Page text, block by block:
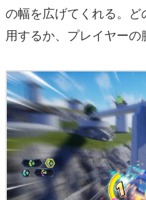
の幅を広げてくれる。
用するか、プレイヤーの